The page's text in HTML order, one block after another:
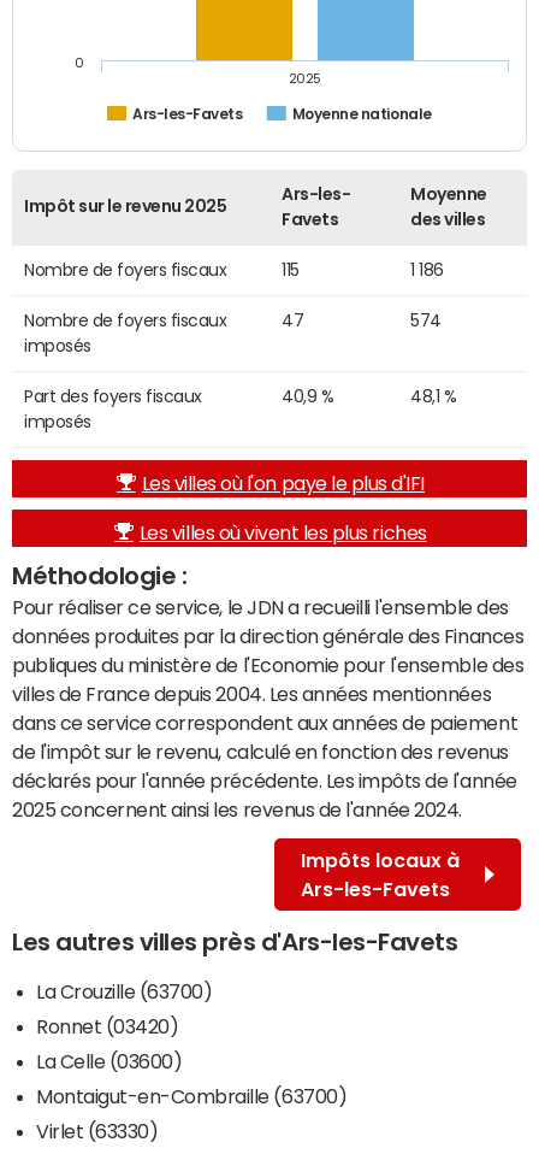
Ars-les-Favets Moyenne nationale
2025
0
Impôt sur le revenu 2025
Ars-les-
Favets
Moyenne
des villes
Nombre de foyers fiscaux 115 1 186
Nombre de foyers fiscaux
imposés
47 574
Part des foyers fiscaux
imposés
40,9 % 48,1 %
Les villes où l'on paye le plus d'IFI
Les villes où vivent les plus riches
Méthodologie :
Pour réaliser ce service, le JDN a recueilli l'ensemble des
données produites par la direction générale des Finances
publiques du ministère de l'Economie pour l'ensemble des
villes de France depuis 2004. Les années mentionnées
dans ce service correspondent aux années de paiement
de l'impôt sur le revenu, calculé en fonction des revenus
déclarés pour l'année précédente. Les impôts de l'année
2025 concernent ainsi les revenus de l'année 2024.
Impôts locaux à
Ars-les-Favets
Les autres villes près d'Ars-les-Favets
La Crouzille (63700)
Ronnet (03420)
La Celle (03600)
Montaigut-en-Combraille (63700)
Virlet (63330)